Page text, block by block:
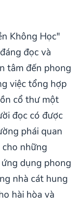
Không Học"
đọc và
tâm đến phong
việc tổng hợp
cổ thư một
đọc có được
phái quan
những
dụng phong
nhà cát hung
hài hòa và